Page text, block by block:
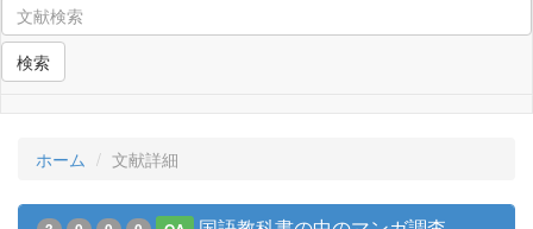
検索
ホーム 文献詳細